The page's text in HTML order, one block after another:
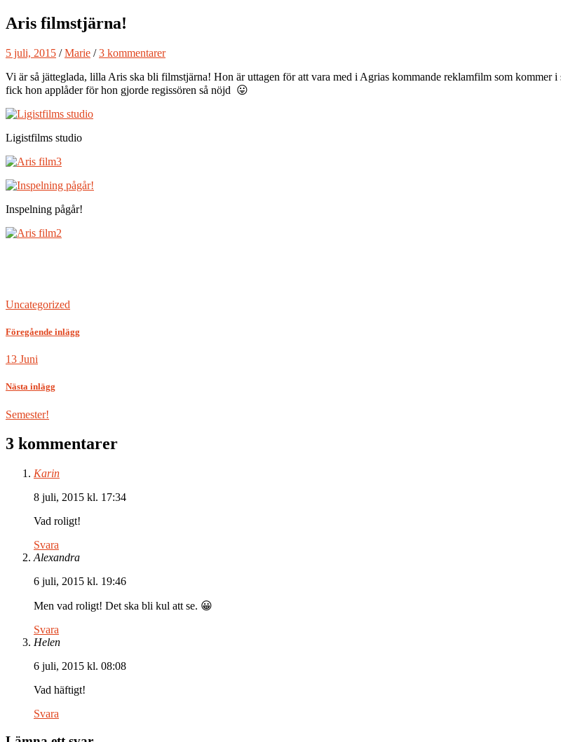
Aris filmstjärna!
5 juli, 2015 /Marie /3 kommentarer
Vi är så jätteglada, lilla Aris ska bli filmstjärna! Hon är uttagen för att vara med i Agrias kommande reklamfilm som
fick hon applåder för hon gjorde regissören så nöjd 😛
Ligistfilms studio
Inspelning pågår!
Uncategorized
Föregående inlägg
13 Juni
Nästa inlägg
Semester!
3 kommentarer
Karin
8 juli, 2015 kl. 17:34
Vad roligt!
Svara
Alexandra
6 juli, 2015 kl. 19:46
Men vad roligt! Det ska bli kul att se. 😀
Svara
Helen
6 juli, 2015 kl. 08:08
Vad häftigt!
Svara